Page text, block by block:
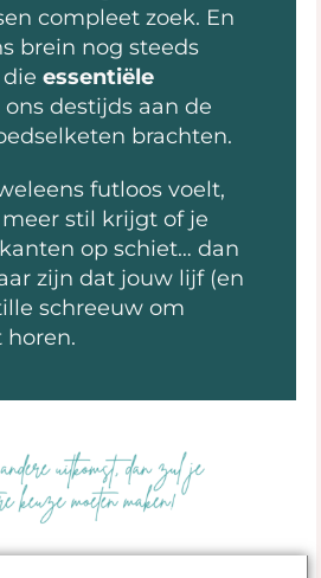
compleet zoek. En
brein nog steeds
essentiële
destijds aan de
brachten.
futloos voelt,
stil krijgt of je
op schiet… dan
zijn dat jouw lijf (en
schreeuw om
horen.